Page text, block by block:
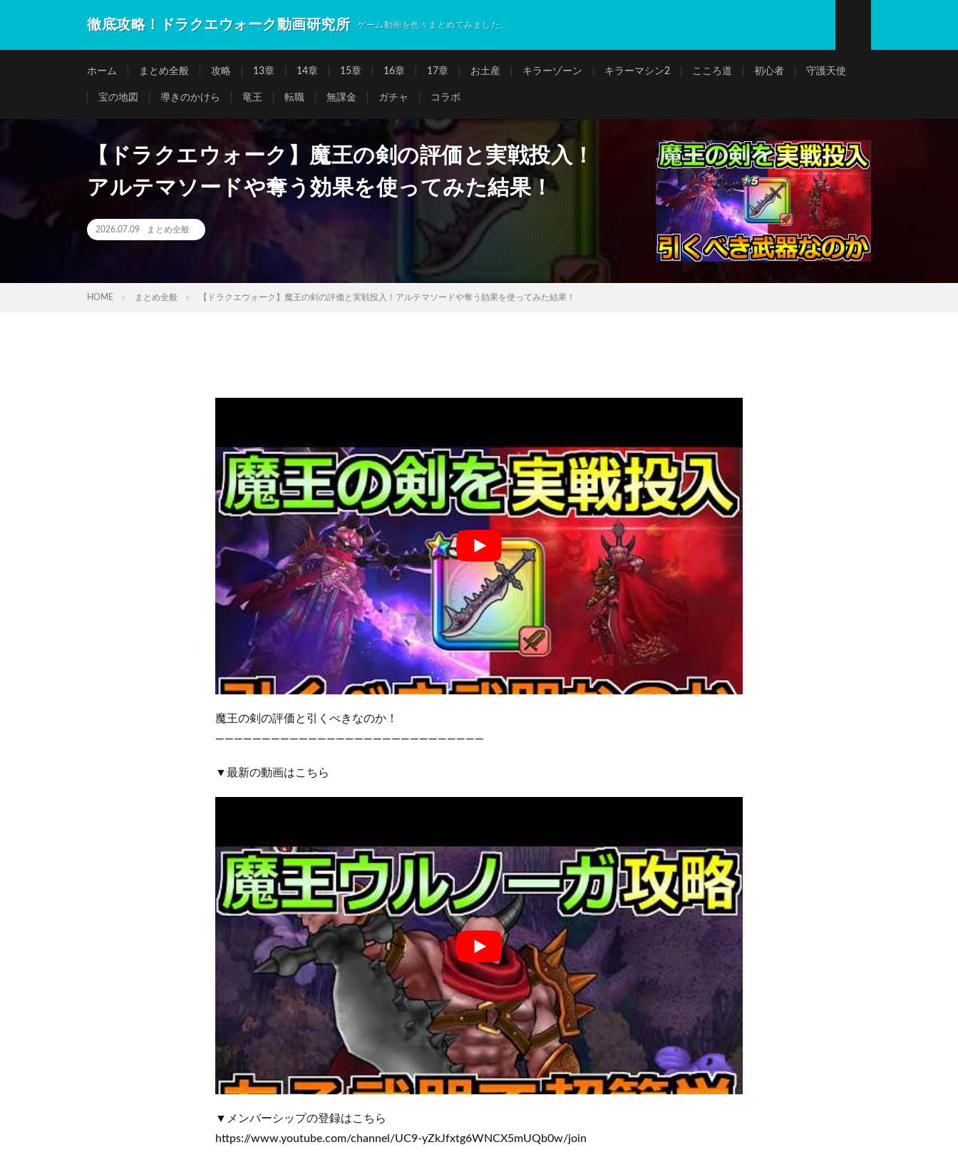
徹底攻略！ドラクエウォーク動画研究所 ゲーム動画を色々まとめてみました。
ホーム まとめ全般 攻略 13章 14章 15章 16章 17章 お土産 キラーゾーン キラーマシン2 こころ道 初心者 守護天使
宝の地図 導きのかけら 竜王 転職 無課金 ガチャ コラボ
【ドラクエウォーク】魔王の剣の評価と実戦投入！
アルテマソードや奪う効果を使ってみた結果！
2026.07.09 まとめ全般
HOME まとめ全般 【ドラクエウォーク】魔王の剣の評価と実戦投入！アルテマソードや奪う効果を使ってみた結果！
魔王の剣の評価と引くべきなのか！
—————————————————————————————
▼最新の動画はこちら
▼メンバーシップの登録はこちら
https://www.youtube.com/channel/UC9-yZkJfxtg6WNCX5mUQb0w/join